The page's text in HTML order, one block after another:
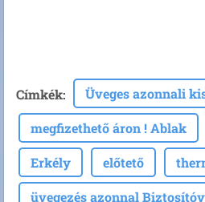
Címkék: Üveges azonnali
megfizethető áron ! Ablak
Erkély előtető
üvegezés azonnal